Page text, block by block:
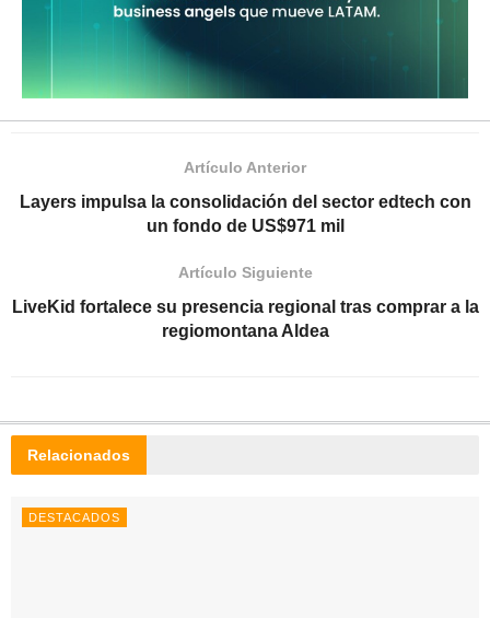
Artículo Anterior
Layers impulsa la consolidación del sector edtech con
un fondo de US$971 mil
Artículo Siguiente
LiveKid fortalece su presencia regional tras comprar a la
regiomontana Aldea
Relacionados
DESTACADOS